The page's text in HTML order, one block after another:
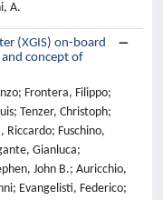
A.
(XGIS) on-board
and concept of
Frontera, Filippo;
Tenzer, Christoph;
Riccardo; Fuschino,
Gianluca;
John B.; Auricchio,
Evangelisti, Federico;